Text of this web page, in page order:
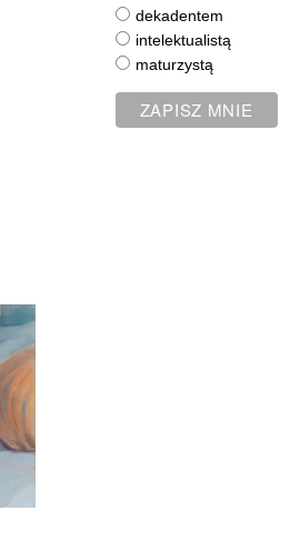
dekadentem
intelektualistą
maturzystą